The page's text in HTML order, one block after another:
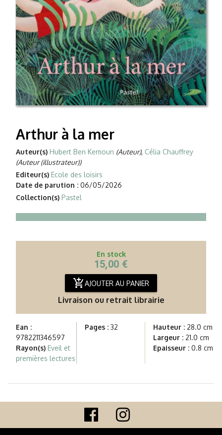
Arthur à la mer
Auteur(s) Hubert Ben Kemoun (Auteur), Célia Chauffrey
(Auteur (illustrateur))
Editeur(s) Ecole des loisirs
Date de parution : 06/05/2026
Collection(s) Pastel
En stock
15,00 €
add_shopping_cartAJOUTER AU PANIER
Livraison ou retrait librairie
Ean :
9782211346597
Rayon(s) Eveil et
premières lectures
Pages :32 Hauteur : 28.0 cm
Largeur : 21.0 cm
Epaisseur : 0.8 cm